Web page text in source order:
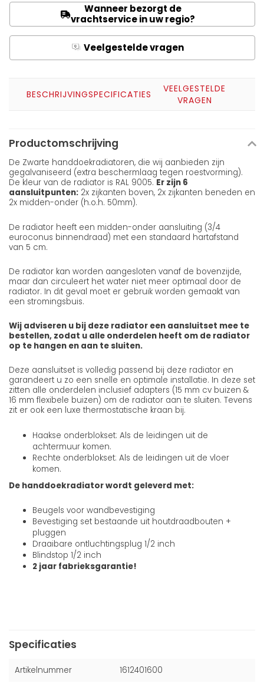
Wanneer bezorgt de
vrachtservice in uw regio?
Q Veelgestelde vragen
BESCHRIJVINGSPECIFICATIES
VEELGESTELDE
VRAGEN
Productomschrijving
De Zwarte handdoekradiatoren, die wij aanbieden zijn
gegalvaniseerd (extra beschermlaag tegen roestvorming).
De kleur van de radiator is RAL 9005. Er zijn 6
aansluitpunten: 2x zijkanten boven, 2x zijkanten beneden en
2x midden-onder (h.o.h. 50mm).
De radiator heeft een midden-onder aansluiting (3/4
euroconus binnendraad) met een standaard hartafstand
van 5 cm.
De radiator kan worden aangesloten vanaf de bovenzijde,
maar dan circuleert het water niet meer optimaal door de
radiator. In dit geval moet er gebruik worden gemaakt van
een stromingsbuis.
Wij adviseren u bij deze radiator een aansluitset mee te
bestellen, zodat u alle onderdelen heeft om de radiator
op te hangen en aan te sluiten.
Deze aansluitset is volledig passend bij deze radiator en
garandeert u zo een snelle en optimale installatie. In deze set
zitten alle onderdelen inclusief adapters (15 mm cv buizen &
16 mm flexibele buizen) om de radiator aan te sluiten. Tevens
zit er ook een luxe thermostatische kraan bij.
Haakse onderblokset: Als de leidingen uit de
achtermuur komen.
Rechte onderblokset: Als de leidingen uit de vloer
komen.
De handdoekradiator wordt geleverd met:
Beugels voor wandbevestiging
Bevestiging set bestaande uit houtdraadbouten +
pluggen
Draaibare ontluchtingsplug 1/2 inch
Blindstop 1/2 inch
2 jaar fabrieksgarantie!
Specificaties
Artikelnummer 1612401600